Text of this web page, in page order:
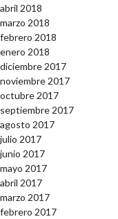
abril 2018
marzo 2018
febrero 2018
enero 2018
diciembre 2017
noviembre 2017
octubre 2017
septiembre 2017
agosto 2017
julio 2017
junio 2017
mayo 2017
abril 2017
marzo 2017
febrero 2017